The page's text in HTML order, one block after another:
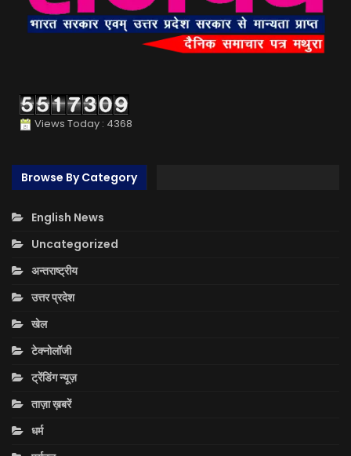
Views Today : 4368
Browse By Category
English News
Uncategorized
अन्तराष्ट्रीय
उत्तर प्रदेश
खेल
टेक्नोलॉजी
ट्रेंडिंग न्यूज़
ताज़ा ख़बरें
धर्म